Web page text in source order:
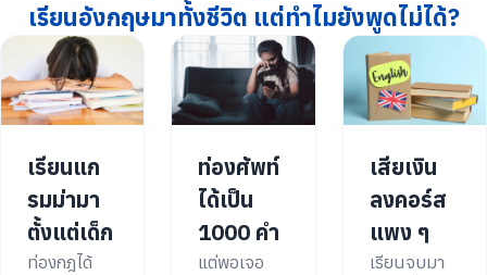
เรียนอังกฤษมาทั้งชีวิต แต่ทำไมยังพูดไม่ได้?
เรียนแก
รมม่ามา
ตั้งแต่เด็ก
ท่องกฎได้
ท่องศัพท์
ได้เป็น
1000 คำ
แต่พอเจอ
เสียเงิน
ลงคอร์ส
แพง ๆ
เรียนจบมา